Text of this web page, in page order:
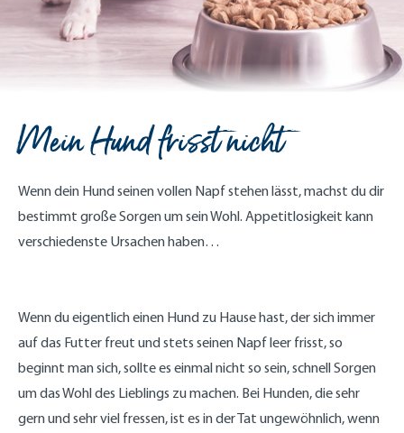
Mein Hund frisst nicht
Wenn dein Hund seinen vollen Napf stehen lässt, machst du dir
bestimmt große Sorgen um sein Wohl. Appetitlosigkeit kann
verschiedenste Ursachen haben…
Wenn du eigentlich einen Hund zu Hause hast, der sich immer
auf das Futter freut und stets seinen Napf leer frisst, so
beginnt man sich, sollte es einmal nicht so sein, schnell Sorgen
um das Wohl des Lieblings zu machen. Bei Hunden, die sehr
gern und sehr viel fressen, ist es in der Tat ungewöhnlich, wenn